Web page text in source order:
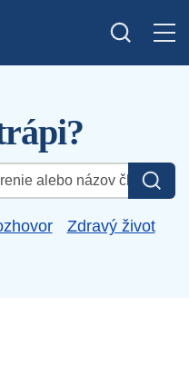
Zdravý život